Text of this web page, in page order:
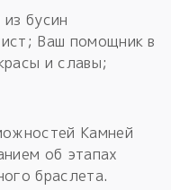
бусин
Ваш помощник в
и славы;
Камней
об этапах
браслета.